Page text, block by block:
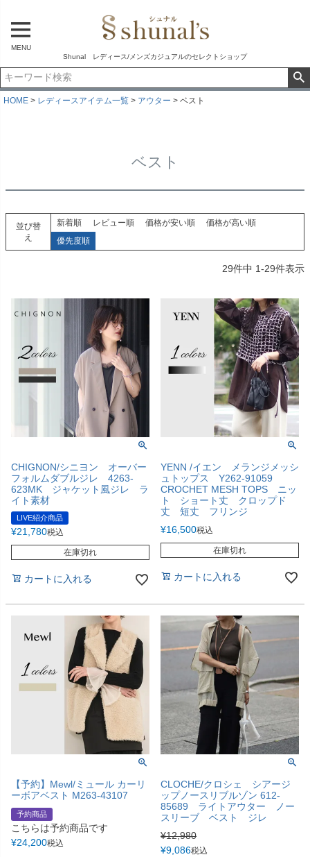
MENU
Shunal レディース/メンズカジュアルのセレクトショップ
HOME レディースアイテム一覧 アウター ベスト
ベスト
並び替
え
新着順 レビュー順 価格が安い順
価格が高い順
優先度順
29件中 1-29件表示
CHIGNON/シニヨン オーバー
フォルムダブルジレ 4263-
623MK ジャケット風ジレ ラ
イト素材
LIVE紹介商品
¥21,780税込
在庫切れ
カートに入れる
YENN /イエン メランジメッシ
ュトップス Y262-91059
CROCHET MESH TOPS ニッ
ト ショート丈 クロップド
丈 短丈 フリンジ
¥16,500税込
在庫切れ
カートに入れる
【予約】Mewl/ミュール カーリ
ーボアベスト M263-43107
予約商品
こちらは予約商品です
¥24,200税込
CLOCHE/クロシェ シアージ
ップノースリブルゾン 612-
85689 ライトアウター ノー
スリーブ ベスト ジレ
¥12,980
¥9,086税込